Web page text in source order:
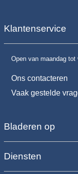
Klantenservice
Open van maandag tot
Ons contacteren
Vaak gestelde
Bladeren op
Diensten